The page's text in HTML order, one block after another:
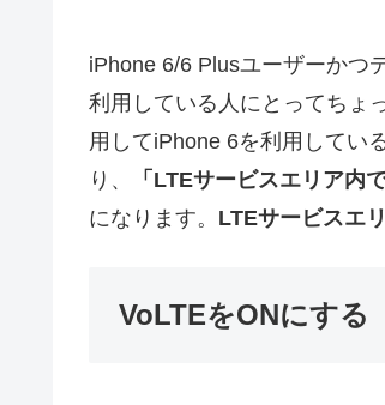
iPhone 6/6 Plusユーザーかつ
利用している人にとってちょ
用してiPhone 6を利用してい
り、
「LTEサービスエリア内
になります。 LTEサービスエ
VoLTEをONにする